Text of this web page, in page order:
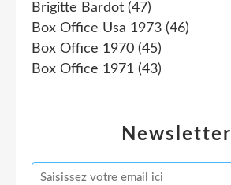
Newsletter
Brigitte Bardot (47)
Box Office Usa 1973 (46)
Box Office 1970 (45)
Box Office 1971 (43)